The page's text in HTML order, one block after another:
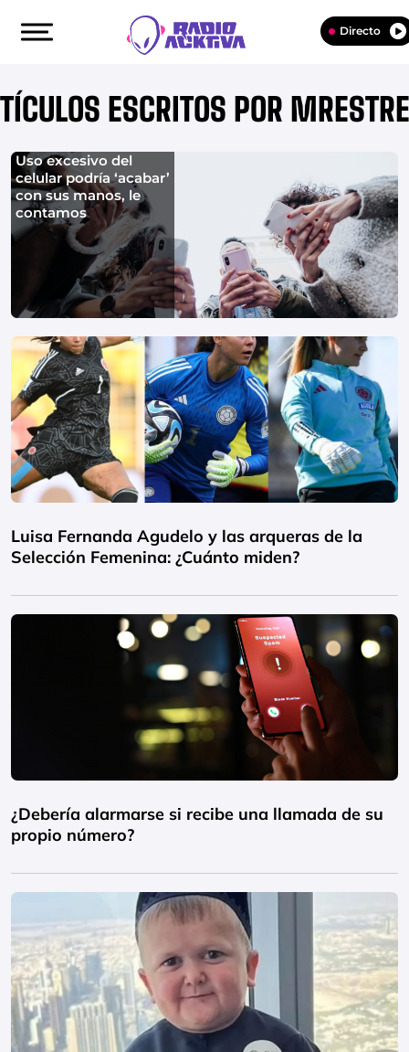
Directo
ESCRITOS POR
Uso excesivo del
celular podría ‘acabar’
con sus manos, le
contamos
Luisa Fernanda Agudelo y las arqueras de la
Selección Femenina: ¿Cuánto miden?
¿Debería alarmarse si recibe una llamada de su
propio número?